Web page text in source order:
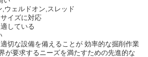
ウェルドオン,スレッド
イズに対応
している
切な設備を備えることが 効率的な掘削作業
が要求するニーズを満たすための先進的な